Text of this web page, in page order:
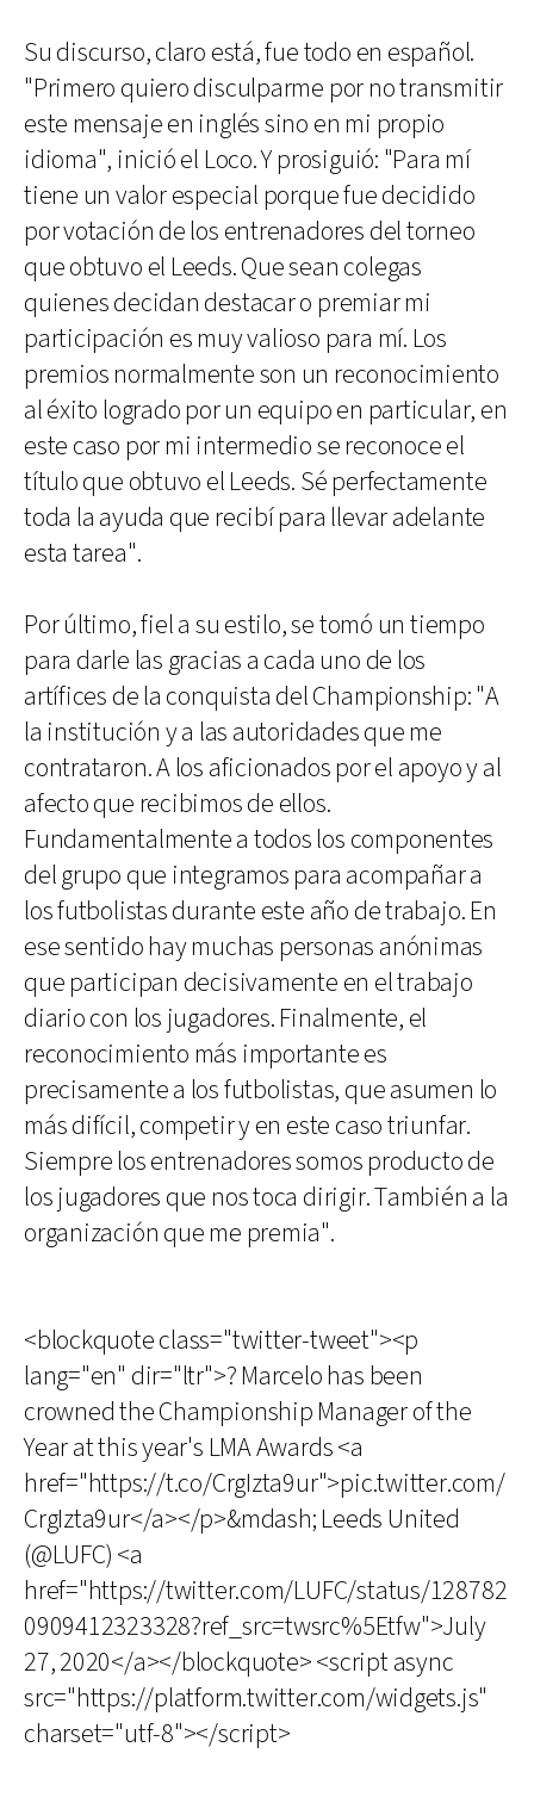
Su discurso, claro está, fue todo en español.
"Primero quiero disculparme por no transmitir
este mensaje en inglés sino en mi propio
idioma", inició el Loco. Y prosiguió: "Para mí
tiene un valor especial porque fue decidido
por votación de los entrenadores del torneo
que obtuvo el Leeds. Que sean colegas
quienes decidan destacar o premiar mi
participación es muy valioso para mí. Los
premios normalmente son un reconocimiento
al éxito logrado por un equipo en particular, en
este caso por mi intermedio se reconoce el
título que obtuvo el Leeds. Sé perfectamente
toda la ayuda que recibí para llevar adelante
esta tarea".
Por último, fiel a su estilo, se tomó un tiempo
para darle las gracias a cada uno de los
artífices de la conquista del Championship: "A
la institución y a las autoridades que me
contrataron. A los aficionados por el apoyo y al
afecto que recibimos de ellos.
Fundamentalmente a todos los componentes
del grupo que integramos para acompañar a
los futbolistas durante este año de trabajo. En
ese sentido hay muchas personas anónimas
que participan decisivamente en el trabajo
diario con los jugadores. Finalmente, el
reconocimiento más importante es
precisamente a los futbolistas, que asumen lo
más difícil, competir y en este caso triunfar.
Siempre los entrenadores somos producto de
los jugadores que nos toca dirigir. También a la
organización que me premia".
<blockquote class="twitter-tweet"><p
lang="en" dir="ltr">? Marcelo has been
crowned the Championship Manager of the
Year at this year's LMA Awards <a
href="https://t.co/CrgIzta9ur">pic.twitter.com/
CrgIzta9ur</a></p>&mdash; Leeds United
(@LUFC) <a
href="https://twitter.com/LUFC/status/128782
0909412323328?ref_src=twsrc%5Etfw">July
27, 2020</a></blockquote> <script async
src="https://platform.twitter.com/widgets.js"
charset="utf-8"></script>